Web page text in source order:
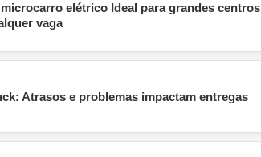
elétrico Ideal para grandes centros
vaga
Atrasos e problemas impactam entregas